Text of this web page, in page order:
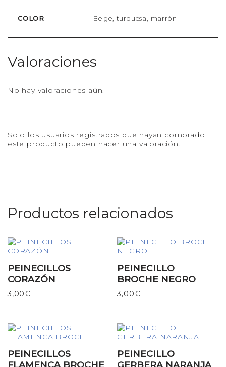
COLOR Beige, turquesa, marrón
Valoraciones
No hay valoraciones aún.
Solo los usuarios registrados que hayan comprado
este producto pueden hacer una valoración.
Productos relacionados
PEINECILLOS
CORAZÓN
3,00€
PEINECILLO
BROCHE NEGRO
3,00€
PEINECILLOS
FLAMENCA BROCHE
PEINECILLO
GERBERA NARANJA